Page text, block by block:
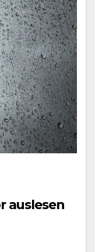
auslesen